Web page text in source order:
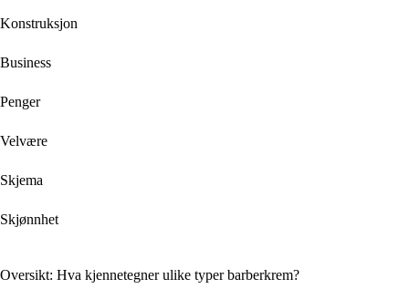
Konstruksjon
Business
Penger
Velvære
Skjema
Skjønnhet
Oversikt: Hva kjennetegner ulike typer barberkrem?